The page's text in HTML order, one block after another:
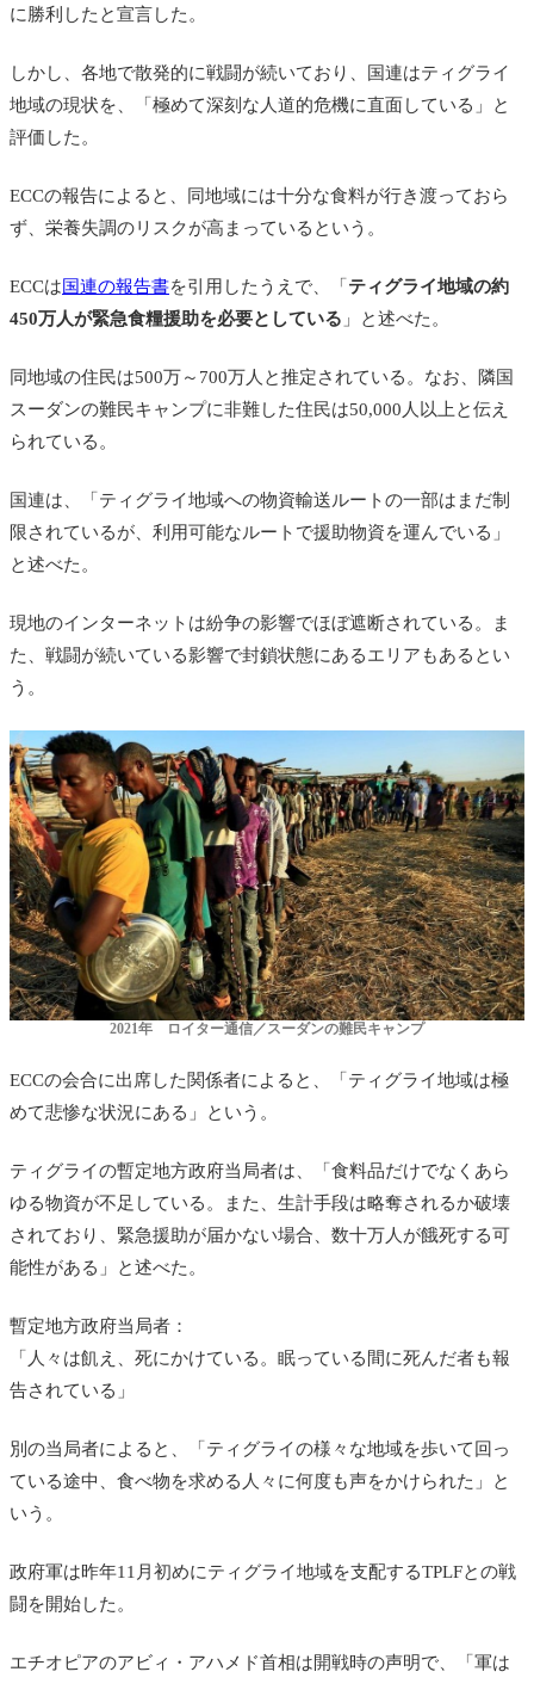
に勝利したと宣言した。
しかし、各地で散発的に戦闘が続いており、国連はティグライ
地域の現状を、「極めて深刻な人道的危機に直面している」と
評価した。
ECCの報告によると、同地域には十分な食料が行き渡っておら
ず、栄養失調のリスクが高まっているという。
ECCは 国連の報告書を引用したうえで、「 ティグライ地域の約
450万人が緊急食糧援助を必要としている 」と述べた。
同地域の住民は500万～700万人と推定されている。なお、隣国
スーダンの難民キャンプに非難した住民は50,000人以上と伝え
られている。
国連は、「ティグライ地域への物資輸送ルートの一部はまだ制
限されているが、利用可能なルートで援助物資を運んでいる」
と述べた。
現地のインターネットは紛争の影響でほぼ遮断されている。ま
た、戦闘が続いている影響で封鎖状態にあるエリアもあるとい
う。
2021年 ロイター通信／スーダンの難民キャンプ
ECCの会合に出席した関係者によると、「ティグライ地域は極
めて悲惨な状況にある」という。
ティグライの暫定地方政府当局者は、「食料品だけでなくあら
ゆる物資が不足している。また、生計手段は略奪されるか破壊
されており、緊急援助が届かない場合、数十万人が餓死する可
能性がある」と述べた。
暫定地方政府当局者：
「人々は飢え、死にかけている。眠っている間に死んだ者も報
告されている」
別の当局者によると、「ティグライの様々な地域を歩いて回っ
ている途中、食べ物を求める人々に何度も声をかけられた」と
いう。
政府軍は昨年11月初めにティグライ地域を支配するTPLFとの戦
闘を開始した。
エチオピアのアビィ・アハメド首相は開戦時の声明で、「軍は